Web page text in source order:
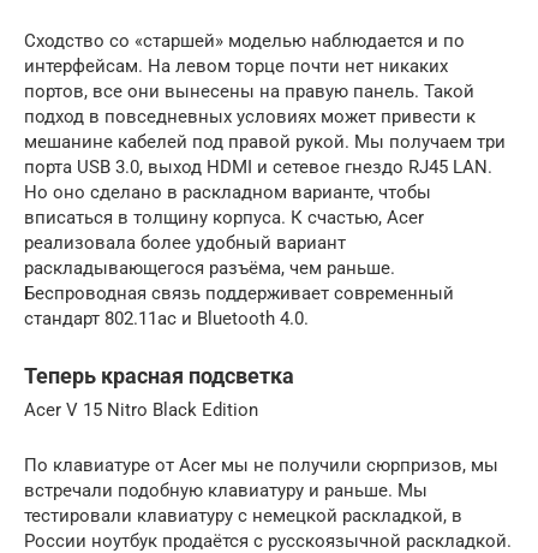
Сходство со «старшей» моделью наблюдается и по
интерфейсам. На левом торце почти нет никаких
портов, все они вынесены на правую панель. Такой
подход в повседневных условиях может привести к
мешанине кабелей под правой рукой. Мы получаем три
порта USB 3.0, выход HDMI и сетевое гнездо RJ45 LAN.
Но оно сделано в раскладном варианте, чтобы
вписаться в толщину корпуса. К счастью, Acer
реализовала более удобный вариант
раскладывающегося разъёма, чем раньше.
Беспроводная связь поддерживает современный
стандарт 802.11ac и Bluetooth 4.0.
Теперь красная подсветка
Acer V 15 Nitro Black Edition
По клавиатуре от Acer мы не получили сюрпризов, мы
встречали подобную клавиатуру и раньше. Мы
тестировали клавиатуру с немецкой раскладкой, в
России ноутбук продаётся с русскоязычной раскладкой.